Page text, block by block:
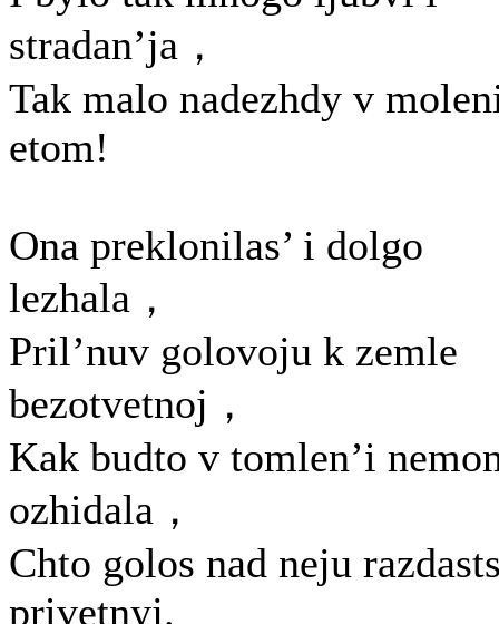
stradan’ja，
Tak malo nadezhdy v
etom!
Ona preklonilas’ i dolgo
lezhala，
Pril’nuv golovoju k zemle
bezotvetnoj，
Kak budto v tomlen’i
ozhidala，
Chto golos nad neju
privetnyj.